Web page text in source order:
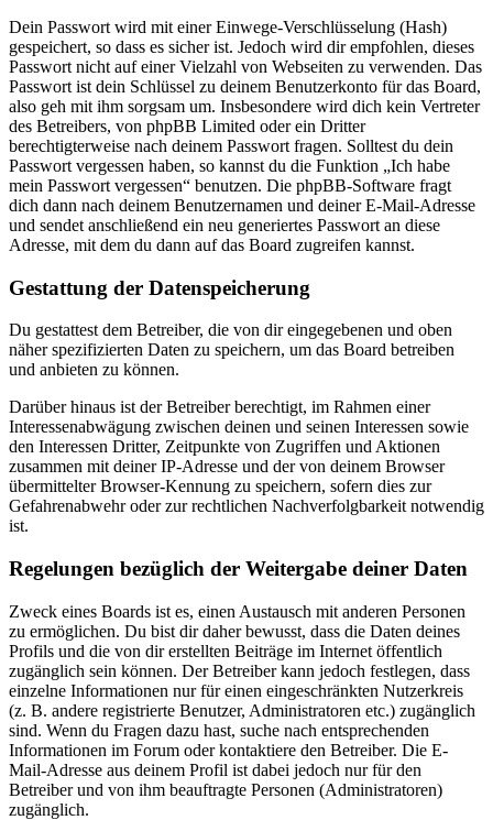
Dein Passwort wird mit einer Einwege-Verschlüsselung (Hash)
gespeichert, so dass es sicher ist. Jedoch wird dir empfohlen, dieses
Passwort nicht auf einer Vielzahl von Webseiten zu verwenden. Das
Passwort ist dein Schlüssel zu deinem Benutzerkonto für das Board,
also geh mit ihm sorgsam um. Insbesondere wird dich kein Vertreter
des Betreibers, von phpBB Limited oder ein Dritter
berechtigterweise nach deinem Passwort fragen. Solltest du dein
Passwort vergessen haben, so kannst du die Funktion „Ich habe
mein Passwort vergessen“ benutzen. Die phpBB-Software fragt
dich dann nach deinem Benutzernamen und deiner E-Mail-Adresse
und sendet anschließend ein neu generiertes Passwort an diese
Adresse, mit dem du dann auf das Board zugreifen kannst.
Gestattung der Datenspeicherung
Du gestattest dem Betreiber, die von dir eingegebenen und oben
näher spezifizierten Daten zu speichern, um das Board betreiben
und anbieten zu können.
Darüber hinaus ist der Betreiber berechtigt, im Rahmen einer
Interessenabwägung zwischen deinen und seinen Interessen sowie
den Interessen Dritter, Zeitpunkte von Zugriffen und Aktionen
zusammen mit deiner IP-Adresse und der von deinem Browser
übermittelter Browser-Kennung zu speichern, sofern dies zur
Gefahrenabwehr oder zur rechtlichen Nachverfolgbarkeit notwendig
ist.
Regelungen bezüglich der Weitergabe deiner Daten
Zweck eines Boards ist es, einen Austausch mit anderen Personen
zu ermöglichen. Du bist dir daher bewusst, dass die Daten deines
Profils und die von dir erstellten Beiträge im Internet öffentlich
zugänglich sein können. Der Betreiber kann jedoch festlegen, dass
einzelne Informationen nur für einen eingeschränkten Nutzerkreis
(z. B. andere registrierte Benutzer, Administratoren etc.) zugänglich
sind. Wenn du Fragen dazu hast, suche nach entsprechenden
Informationen im Forum oder kontaktiere den Betreiber. Die E-
Mail-Adresse aus deinem Profil ist dabei jedoch nur für den
Betreiber und von ihm beauftragte Personen (Administratoren)
zugänglich.